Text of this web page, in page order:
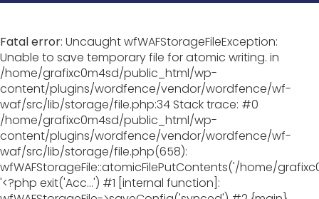
Fatal error: Uncaught wfWAFStorageFileException:
Unable to save temporary file for atomic writing. in
/home/grafixc0m4sd/public_html/wp-
content/plugins/wordfence/vendor/wordfence/wf-
waf/src/lib/storage/file.php:34 Stack trace: #0
/home/grafixc0m4sd/public_html/wp-
content/plugins/wordfence/vendor/wordfence/wf-
waf/src/lib/storage/file.php(658):
wfWAFStorageFile::atomicFilePutContents('/home/
'<?php exit('Acc...') #1 [internal function]: